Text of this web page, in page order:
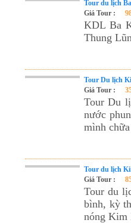
Tour du lịch
Giá Tour :
KDL Ba
Thung
Tour Du lịch
Giá Tour :
Tour Du
nước
mình
Tour du lịch
Giá Tour :
Tour du
bình, kỳ
nóng Kim